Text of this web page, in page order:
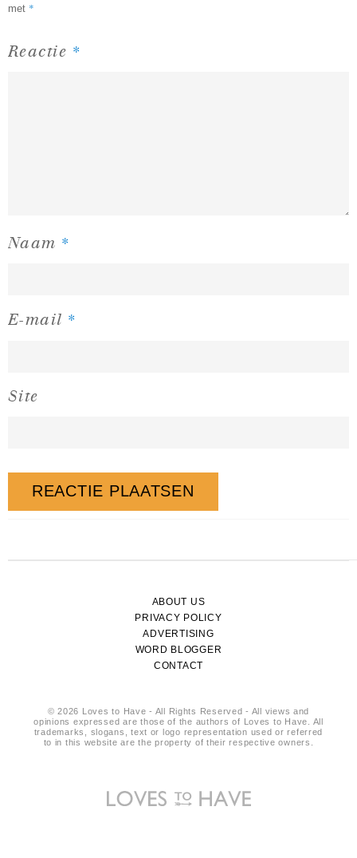
met *
Reactie *
Naam *
E-mail *
Site
ABOUT US
PRIVACY POLICY
ADVERTISING
WORD BLOGGER
CONTACT
© 2026 Loves to Have - All Rights Reserved - All views and
opinions expressed are those of the authors of Loves to Have. All
trademarks, slogans, text or logo representation used or referred
to in this website are the property of their respective owners.